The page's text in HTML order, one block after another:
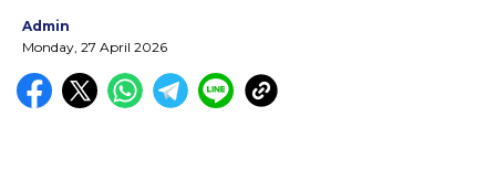
Admin
Monday, 27 April 2026